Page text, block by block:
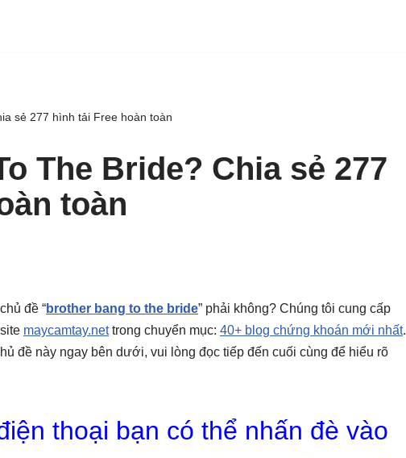
sẻ 277 hình tải Free hoàn toàn
The Bride? Chia sẻ 277
toàn
đề “brother bang to the bride” phải không? Chúng tôi cung cấp
maycamtay.nettrong chuyển mục: 40+ blog chứng khoán mới nhất.
đề này ngay bên dưới, vui lòng đọc tiếp đến cuối cùng để hiểu rõ
thoại bạn có thể nhấn đè vào